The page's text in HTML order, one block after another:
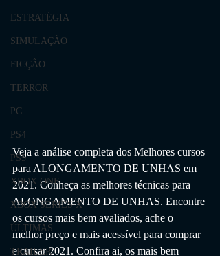
ESTRATÉGIA
SIMULAÇÃO
FICÇÃO
TERROR
PC
PS4
PS5
XBOX ONE
XBOX SERIES X
ÚLTIMAS
TRAILER
Veja a análise completa dos Melhores cursos
para ALONGAMENTO DE UNHAS em
2021. Conheça as melhores técnicas para
ALONGAMENTO DE UNHAS. Encontre
os cursos mais bem avaliados, ache o
melhor preço e mais acessível para comprar
e cursar 2021. Confira ai, os mais bem